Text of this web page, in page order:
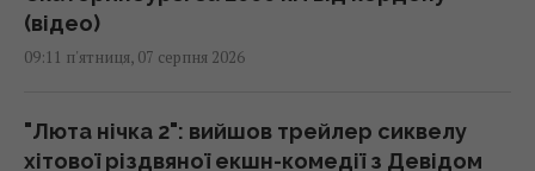
(відео)
09:11 п'ятниця, 07 серпня 2026
"Люта нічка 2": вийшов трейлер сиквелу
хітової різдвяної екшн-комедії з Девідом